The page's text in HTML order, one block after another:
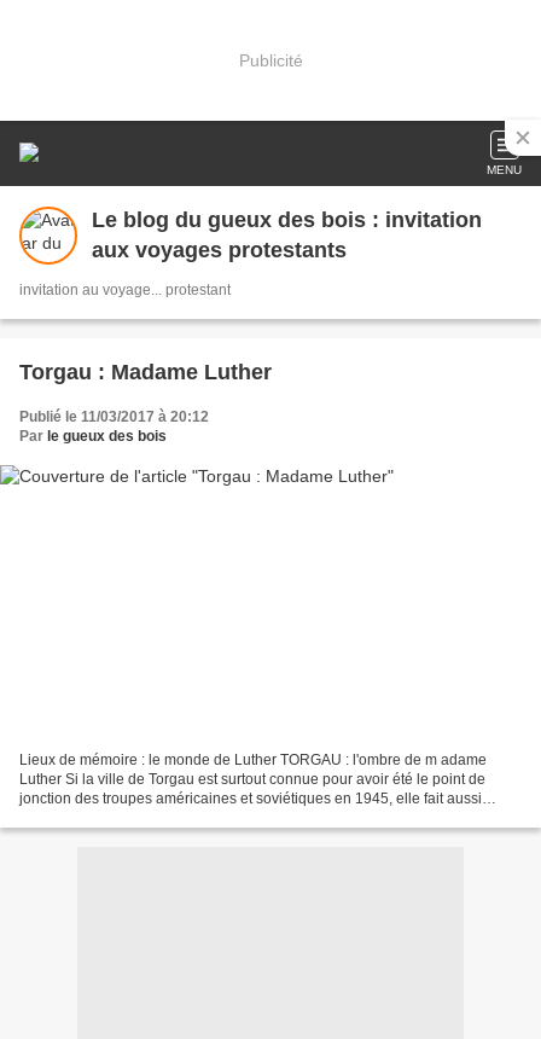
Publicité
MENU
Le blog du gueux des bois : invitation
aux voyages protestants
invitation au voyage... protestant
Torgau : Madame Luther
Publié le 11/03/2017 à 20:12
Par le gueux des bois
Lieux de mémoire : le monde de Luther TORGAU : l'ombre de m adame
Luther Si la ville de Torgau est surtout connue pour avoir été le point de
jonction des troupes américaines et soviétiques en 1945, elle fait aussi